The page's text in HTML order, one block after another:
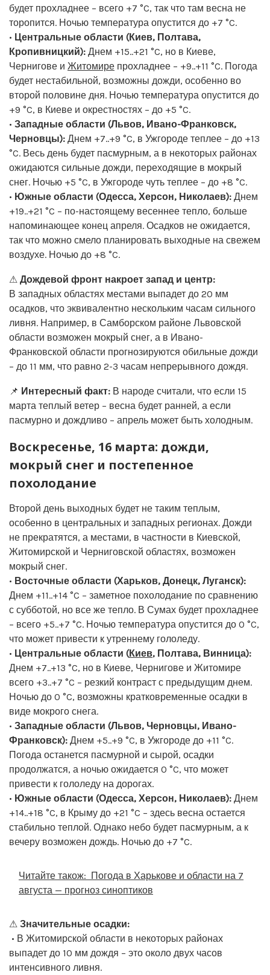
будет прохладнее – всего +7 °C, так что там весна не
торопится. Ночью температура опустится до +7 °C.
• Центральные области (Киев, Полтава,
Кропивницкий): Днем +15..+21 °C, но в Киеве,
Чернигове и Житомире прохладнее – +9..+11 °C. Погода
будет нестабильной, возможны дожди, особенно во
второй половине дня. Ночью температура опустится до
+9 °C, в Киеве и окрестностях – до +5 °C.
• Западные области (Львов, Ивано-Франковск,
Черновцы): Днем +7..+9 °C, в Ужгороде теплее – до +13
°C. Весь день будет пасмурным, а в некоторых районах
ожидаются сильные дожди, переходящие в мокрый
снег. Ночью +5 °C, в Ужгороде чуть теплее – до +8 °C.
• Южные области (Одесса, Херсон, Николаев): Днем
+19..+21 °C – по-настоящему весеннее тепло, больше
напоминающее конец апреля. Осадков не ожидается,
так что можно смело планировать выходные на свежем
воздухе. Ночью до +8 °C.
⚠ Дождевой фронт накроет запад и центр:
В западных областях местами выпадет до 20 мм
осадков, что эквивалентно нескольким часам сильного
ливня. Например, в Самборском районе Львовской
области возможен мокрый снег, а в Ивано-
Франковской области прогнозируются обильные дожди
– до 11 мм, что равно 2-3 часам непрерывного дождя.
📌 Интересный факт: В народе считали, что если 15
марта теплый ветер – весна будет ранней, а если
пасмурно и дождливо – апрель может быть холодным.
Воскресенье, 16 марта: дожди,
мокрый снег и постепенное
похолодание
Второй день выходных будет не таким теплым,
особенно в центральных и западных регионах. Дожди
не прекратятся, а местами, в частности в Киевской,
Житомирской и Черниговской областях, возможен
мокрый снег.
• Восточные области (Харьков, Донецк, Луганск):
Днем +11..+14 °C – заметное похолодание по сравнению
с субботой, но все же тепло. В Сумах будет прохладнее
– всего +5..+7 °C. Ночью температура опустится до 0 °C,
что может привести к утреннему гололеду.
• Центральные области (Киев, Полтава, Винница):
Днем +7..+13 °C, но в Киеве, Чернигове и Житомире
всего +3..+7 °C – резкий контраст с предыдущим днем.
Ночью до 0 °C, возможны кратковременные осадки в
виде мокрого снега.
• Западные области (Львов, Черновцы, Ивано-
Франковск): Днем +5..+9 °C, в Ужгороде до +11 °C.
Погода останется пасмурной и сырой, осадки
продолжатся, а ночью ожидается 0 °C, что может
привести к гололеду на дорогах.
• Южные области (Одесса, Херсон, Николаев): Днем
+14..+18 °C, в Крыму до +21 °C – здесь весна остается
стабильно теплой. Однако небо будет пасмурным, а к
вечеру возможен дождь. Ночью до +7 °C.
Читайте також: Погода в Харькове и области на 7
августа — прогноз синоптиков
⚠ Значительные осадки:
• В Житомирской области в некоторых районах
выпадет до 10 мм дождя – это около двух часов
интенсивного ливня.